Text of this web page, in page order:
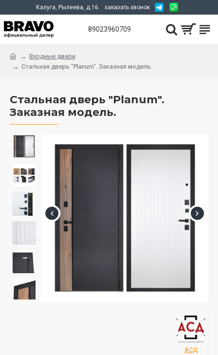
Калуга, Рылеева, д.16. заказать звонок
89023960709
Входные двери
Стальная дверь "Planum". Заказная модель.
Стальная дверь "Planum".
Заказная модель.
АСД